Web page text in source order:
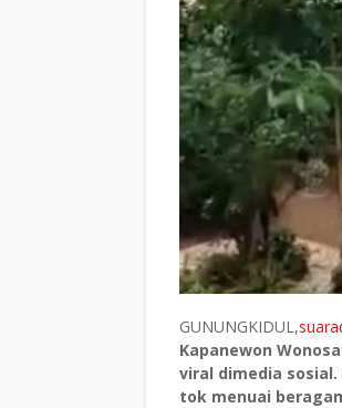
GUNUNGKIDUL,
Kapanewon
viral dimedia
tok menuai